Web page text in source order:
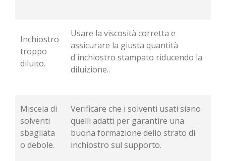
Inchiostro
troppo
diluito.
Usare la viscosità corretta e
assicurare la giusta quantità
d'inchiostro stampato riducendo la
diluizione..
Miscela di
solventi
sbagliata
o debole.
Verificare che i solventi usati siano
quelli adatti per garantire una
buona formazione dello strato di
inchiostro sul supporto.